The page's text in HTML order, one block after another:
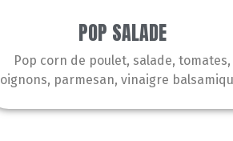
POP SALADE
Pop corn de poulet, salade, tomates,
oignons, parmesan, vinaigre